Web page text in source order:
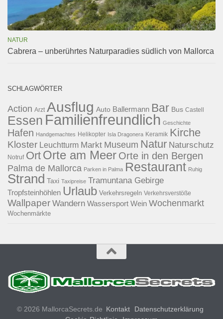
NATUR
Cabrera – unberührtes Naturparadies südlich von Mallorca
SCHLAGWÖRTER
Action Arzt Ausflug Auto Ballermann Bar Bus Castell
Essen Familienfreundlich Geschichte
Hafen Handgemachtes Helikopter Isla Dragonera Keramik Kirche
Kloster Leuchtturm Markt Museum Natur Naturschutz
Notruf Ort Orte am Meer Orte in den Bergen
Palma de Mallorca Parken in Palma Restaurant Ruhig
Strand Taxi Taxipreise Tramuntana Gebirge
Tropfsteinhöhlen Urlaub Verkehrsregeln Verkehrsverstöße
Wallpaper Wandern Wassersport Wein Wochenmarkt
Wochenmärkte
© 2026 MallorcaSecrets.de Kontakt
Datenschutzerklärung